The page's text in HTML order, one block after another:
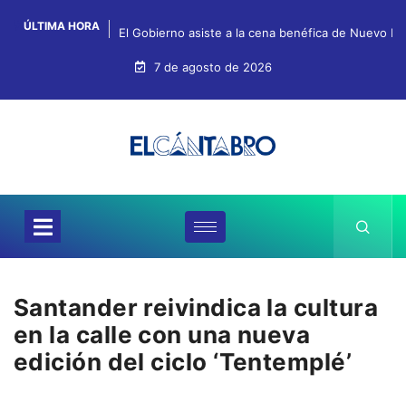
ÚLTIMA HORA El Gobierno asiste a la cena benéfica de Nuevo
7 de agosto de 2026
Santander reivindica la cultura
en la calle con una nueva
edición del ciclo ‘Tentemplé’